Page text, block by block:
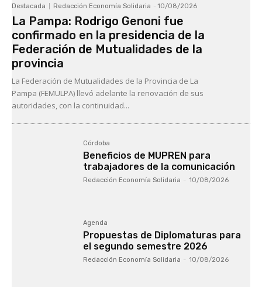
Destacada Redacción Economía Solidaria - 10/08/2026
La Pampa: Rodrigo Genoni fue
confirmado en la presidencia de la
Federación de Mutualidades de la
provincia
La Federación de Mutualidades de la Provincia de La
Pampa (FEMULPA) llevó adelante la renovación de sus
autoridades, con la continuidad...
Córdoba
Beneficios de MUPREN para
trabajadores de la comunicación
Redacción Economía Solidaria - 10/08/2026
Agenda
Propuestas de Diplomaturas para
el segundo semestre 2026
Redacción Economía Solidaria - 10/08/2026